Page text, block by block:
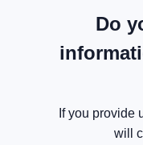
Do
If you provide
will